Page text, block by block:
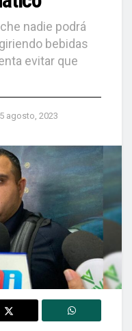
nadie podrá
bebidas
evitar que
agosto, 2023